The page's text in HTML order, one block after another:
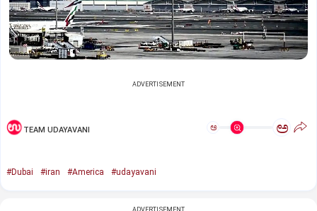
ADVERTISEMENT
TEAM UDAYAVANI ಅ ಅ
#Dubai #iran #America #udayavani